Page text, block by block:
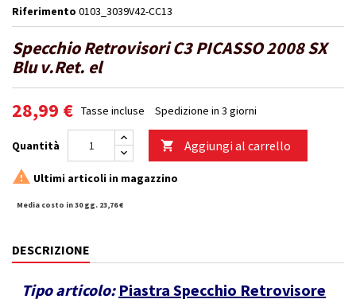
Riferimento 0103_3039V42-CC13
Specchio Retrovisori C3 PICASSO 2008 SX
Blu v.Ret. el
28,99 € Tasse incluse Spedizione in 3 giorni
Quantità  Aggiungi al carrello
 Ultimi articoli in magazzino
Media costo in 30 gg. 23,76 €
DESCRIZIONE
Tipo articolo: Piastra Specchio Retrovisore